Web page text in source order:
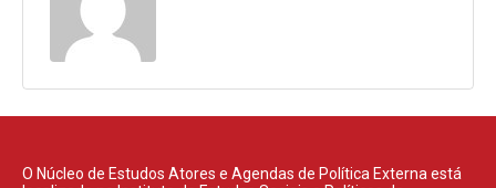
O Núcleo de Estudos Atores e Agendas de Política Externa está